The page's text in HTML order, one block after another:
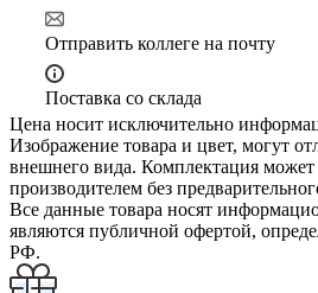
Отправить коллеге на почту
Поставка со склада
Цена носит исключительно
Изображение товара и цвет, могут
внешнего вида. Комплектация может
производителем без
Все данные товара носят
являются публичной офертой,
РФ.